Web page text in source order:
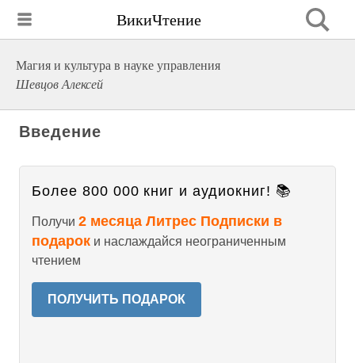
ВикиЧтение
Магия и культура в науке управления
Шевцов Алексей
Введение
Более 800 000 книг и аудиокниг! 📚
Получи 2 месяца Литрес Подписки в
подарок и наслаждайся неограниченным
чтением
ПОЛУЧИТЬ ПОДАРОК